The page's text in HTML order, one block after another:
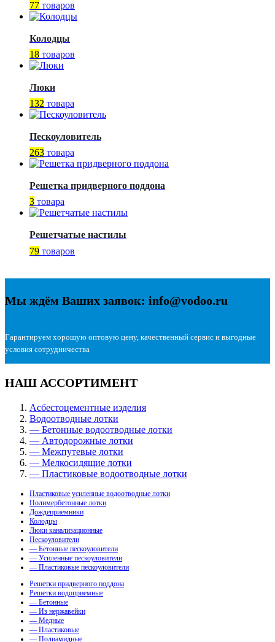
77 товаров
Колодцы
18 товаров
Люки
132 товара
Пескоуловитель
263 товара
Решетка придверного поддона
3 товара
Решетчатые настилы
79 товаров
Мы ждём Ваших заявок: info@vodoo.ru
Гарантируем хорошую оптовую цену, качественный сервис и выгодные
условия сотрудничества
НАШ АССОРТИМЕНТ
Асбестоцементные изделия
Водоотводные лотки
— Бетонные водоотводные лотки
— Автодорожные лотки
— Межпутевые лотки
— Мелкосидящие лотки
— Пластиковые водоотводные лотки
Пластиковые усиленные водоотводные лотки
Полимербетонные лотки
Дождеприемники
Колодцы
Люки канализационные
Пескоуловители
— Бетонные пескоуловители
— Усиленные пескоуловители
— Пластиковые пескоуловители
Решетки придверного поддона
Решетки водоприемные
— Бетонные
— Из нержавейки
— Медные
— Пластиковые
— Полиамидные